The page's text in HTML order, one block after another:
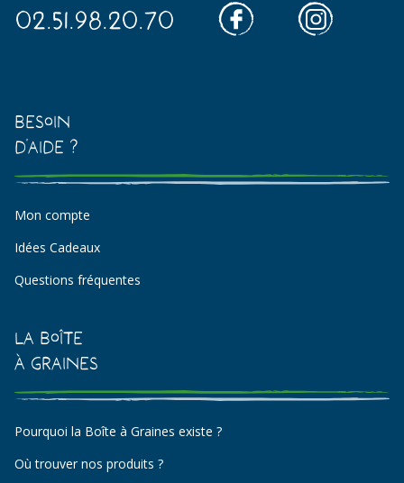
02.51.98.20.70
Besoin
d'aide ?
Mon compte
Idées Cadeaux
Questions fréquentes
La Boîte
à Graines
Pourquoi la Boîte à Graines existe ?
Où trouver nos produits ?